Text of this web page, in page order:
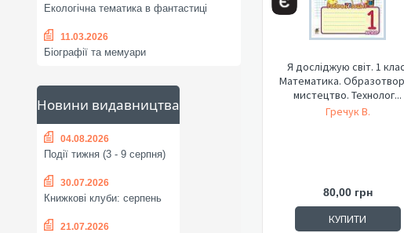
Екологічна тематика в фантастиці
11.03.2026
Біографії та мемуари
Новини видавництва
04.08.2026
Події тижня (3 - 9 серпня)
30.07.2026
Книжкові клуби: серпень
21.07.2026
Я досліджую світ. 1
Математика.
мистецтво. Технолог...
Гречук В.
80,00 грн
КУПИТИ